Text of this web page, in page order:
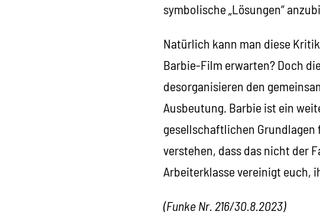
symbolische „Lösungen“
Natürlich kann man diese
Barbie-Film erwarten? Doch
desorganisieren den
Ausbeutung. Barbie ist ein
gesellschaftlichen
verstehen, dass das nicht der
Arbeiterklasse vereinigt euch,
(Funke Nr. 216/30.8.2023)